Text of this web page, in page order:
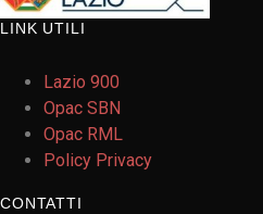
LINK UTILI
Lazio 900
Opac SBN
Opac RML
Policy Privacy
CONTATTI